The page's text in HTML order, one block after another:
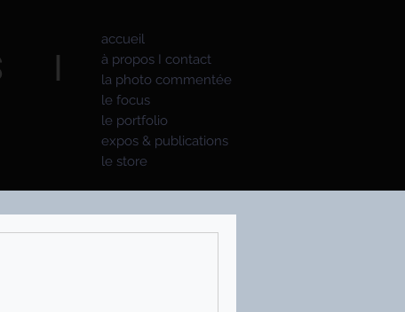
I
accueil
à propos I contact
la photo commentée
le focus
le portfolio
expos & publications
le store